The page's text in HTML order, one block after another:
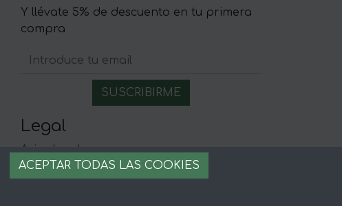
Y llévate 5% de descuento en tu primera
compra
Legal
Aviso legal
Términos y condiciones
Pago seguro
ACEPTAR TODAS LAS COOKIES